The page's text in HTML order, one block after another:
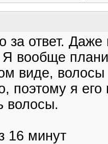
за ответ.
вообще
виде,
поэтому я
волосы.
16 минут